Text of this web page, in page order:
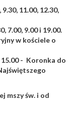
11.00, 12.30,
7.00, 9.00 i 19.00.
w kościele o
- Koronka do
mszy św. i od